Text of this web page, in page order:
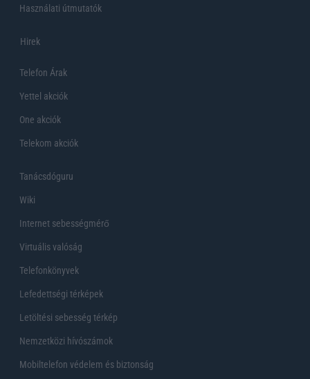
Használati útmutatók
Hirek
Telefon Árak
Yettel akciók
One akciók
Telekom akciók
Tanácsdóguru
Wiki
Internet sebességmérő
Virtuális valóság
Telefonkönyvek
Lefedettségi térképek
Letöltési sebesség térkép
Nemzetközi hívószámok
Mobiltelefon védelem és biztonság